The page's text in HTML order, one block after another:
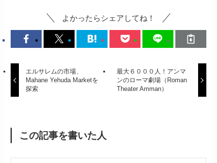
よかったらシェアしてね！
エルサレムの市場、
Mahane Yehuda Marketを
探索
最大６０００人！アンマ
ンのローマ劇場（Roman
Theater Amman）
この記事を書いた人